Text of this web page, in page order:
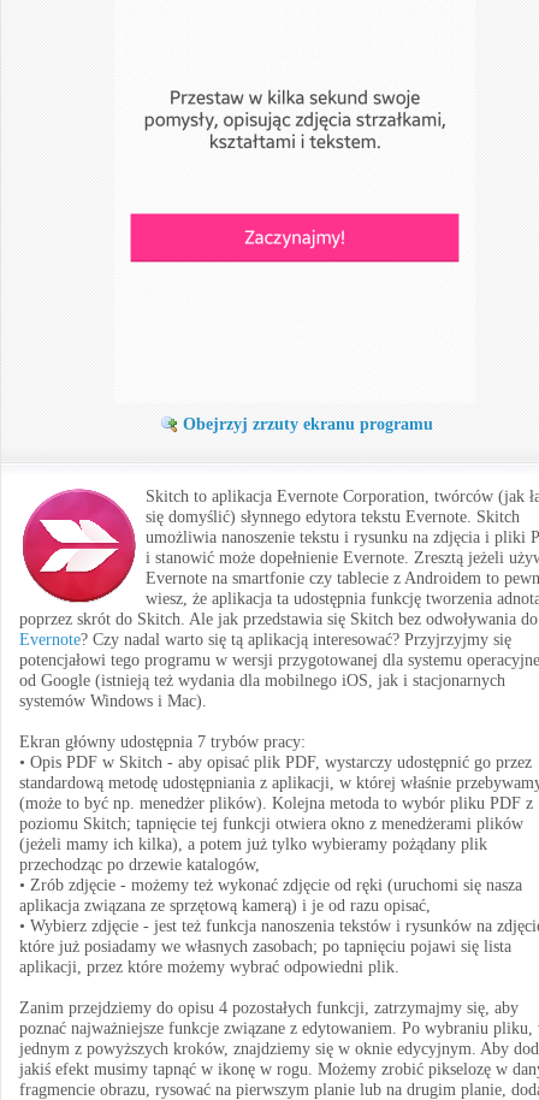
Obejrzyj zrzuty ekranu programu
Skitch to aplikacja Evernote Corporation, twórców (jak
się domyślić) słynnego edytora tekstu Evernote. Skitch
umożliwia nanoszenie tekstu i rysunku na zdjęcia i pliki
i stanowić może dopełnienie Evernote. Zresztą jeżeli
Evernote na smartfonie czy tablecie z Androidem to
wiesz, że aplikacja ta udostępnia funkcję tworzenia
poprzez skrót do Skitch. Ale jak przedstawia się Skitch bez odwoływania do
Evernote? Czy nadal warto się tą aplikacją interesować? Przyjrzyjmy się
potencjałowi tego programu w wersji przygotowanej dla systemu
od Google (istnieją też wydania dla mobilnego iOS, jak i stacjonarnych
systemów Windows i Mac).
Ekran główny udostępnia 7 trybów pracy:
• Opis PDF w Skitch - aby opisać plik PDF, wystarczy udostępnić go przez
standardową metodę udostępniania z aplikacji, w której właśnie
(może to być np. menedżer plików). Kolejna metoda to wybór pliku PDF z
poziomu Skitch; tapnięcie tej funkcji otwiera okno z menedżerami plików
(jeżeli mamy ich kilka), a potem już tylko wybieramy pożądany plik
przechodząc po drzewie katalogów,
• Zrób zdjęcie - możemy też wykonać zdjęcie od ręki (uruchomi się nasza
aplikacja związana ze sprzętową kamerą) i je od razu opisać,
• Wybierz zdjęcie - jest też funkcja nanoszenia tekstów i rysunków na
które już posiadamy we własnych zasobach; po tapnięciu pojawi się lista
aplikacji, przez które możemy wybrać odpowiedni plik.
Zanim przejdziemy do opisu 4 pozostałych funkcji, zatrzymajmy się, aby
poznać najważniejsze funkcje związane z edytowaniem. Po wybraniu pliku,
jednym z powyższych kroków, znajdziemy się w oknie edycyjnym. Aby
jakiś efekt musimy tapnąć w ikonę w rogu. Możemy zrobić pikselozę w
fragmencie obrazu, rysować na pierwszym planie lub na drugim planie,